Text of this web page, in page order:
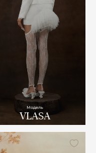
Модель
VLASA